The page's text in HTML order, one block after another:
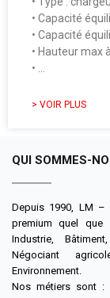
• Capacité
• Capacité
• Hauteur max
• …
> VOIR PLUS
QUI SOMMES-
Depuis 1990, LM –
premium quel que
Industrie,
Négociant
Environnement.
Nos métiers sont :